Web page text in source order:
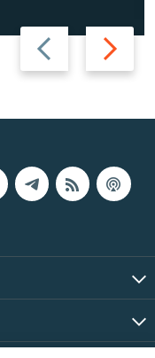
Назад Вперед